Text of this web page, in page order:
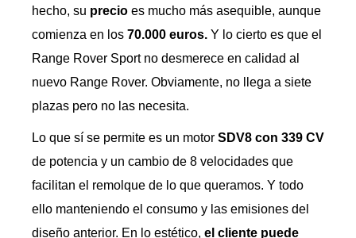
hecho, su precio es mucho más asequible, aunque
comienza en los 70.000 euros. Y lo cierto es que el
Range Rover Sport no desmerece en calidad al
nuevo Range Rover. Obviamente, no llega a siete
plazas pero no las necesita.
Lo que sí se permite es un motor SDV8 con 339 CV
de potencia y un cambio de 8 velocidades que
facilitan el remolque de lo que queramos. Y todo
ello manteniendo el consumo y las emisiones del
diseño anterior. En lo estético, el cliente puede